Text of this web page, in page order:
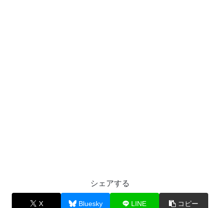
シェアする
X Bluesky LINE コピー